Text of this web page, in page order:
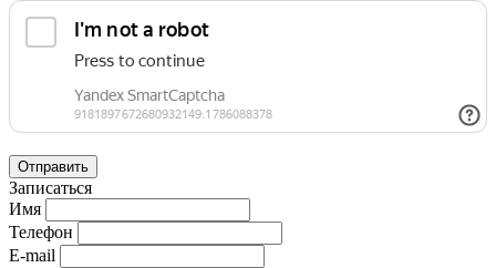
Отправить
Записаться
Имя
Телефон
E-mail